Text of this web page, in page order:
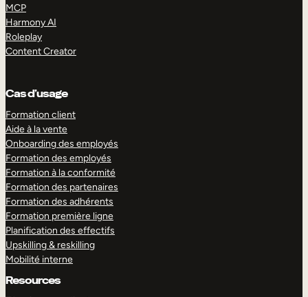
MCP
Harmony AI
Roleplay
Content Creator
Cas d’usage
Formation client
Aide à la vente
Onboarding des employés
Formation des employés
Formation à la conformité
Formation des partenaires
Formation des adhérents
Formation première ligne
Planification des effectifs
Upskilling & reskilling
Mobilité interne
Resources